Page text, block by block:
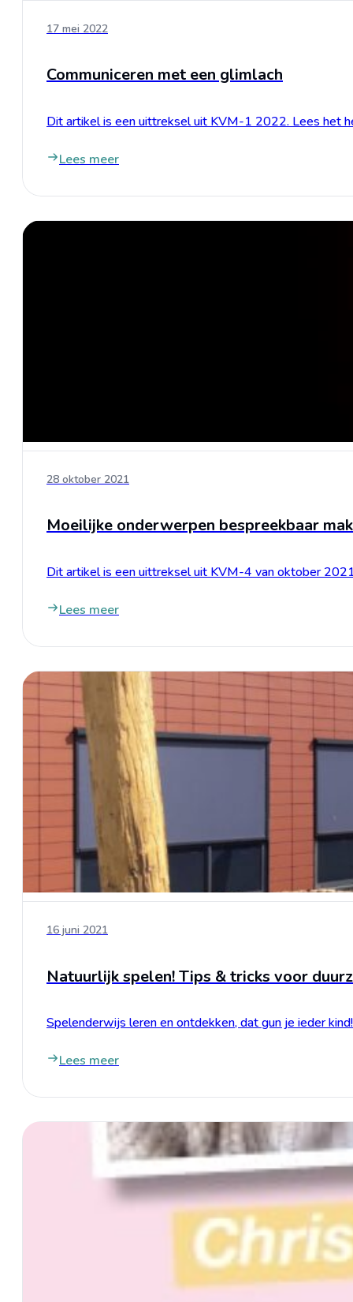
17 mei 2022
Communiceren met een glimlach
Dit artikel is een uittreksel uit KVM-1 2022. Lees het
Lees meer
28 oktober 2021
Moeilijke onderwerpen bespreekbaar
Dit artikel is een uittreksel uit KVM-4 van oktober
Lees meer
16 juni 2021
Natuurlijk spelen! Tips & tricks voor
Spelenderwijs leren en ontdekken, dat gun je ieder
Lees meer